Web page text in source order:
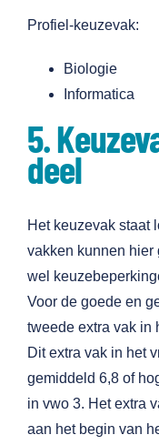
Profiel-keuzevak:
Biologie
Informatica
5.
deel
Het keuzevak staat
vakken kunnen hier
wel
Voor de goede en
tweede extra vak in
Dit extra vak in het
gemiddeld 6,8 of
in vwo 3. Het extra
aan het begin van